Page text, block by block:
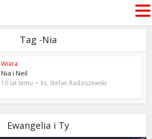
Tag -Nia
Wiara
Nia i Neil
10 lat temu ks. Stefan Radziszewski
Ewangelia i Ty